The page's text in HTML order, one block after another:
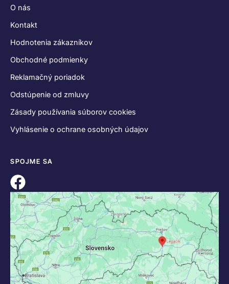
O nás
Kontakt
Hodnotenia zákazníkov
Obchodné podmienky
Reklamačný poriadok
Odstúpenie od zmluvy
Zásady používania súborov cookies
Vyhlásenie o ochrane osobných údajov
SPOJME SA